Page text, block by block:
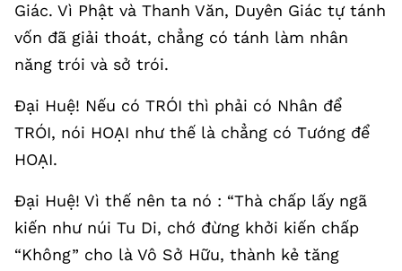
Giác. Vì Phật và Thanh Văn, Duyên Giác tự tánh
vốn đã giải thoát, chẳng có tánh làm nhân
năng trói và sở trói.
Đại Huệ! Nếu có TRÓI thì phải có Nhân để
TRÓI, nói HOẠI như thế là chẳng có Tướng để
HOẠI.
Đại Huệ! Vì thế nên ta nó : “Thà chấp lấy ngã
kiến như núi Tu Di, chớ đừng khởi kiến chấp
“Không” cho là Vô Sở Hữu, thành kẻ tăng